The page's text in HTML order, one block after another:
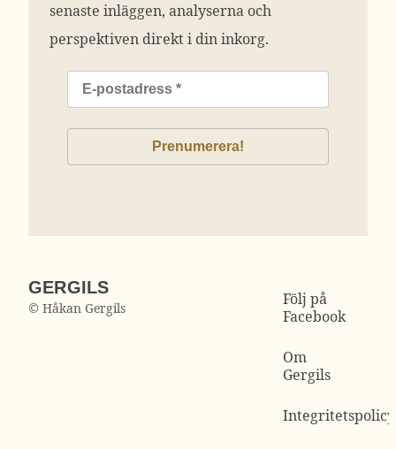
senaste inläggen, analyserna och
perspektiven direkt i din inkorg.
GERGILS
© Håkan Gergils
Följ på
Facebook
Om
Gergils
Integritetspolicy